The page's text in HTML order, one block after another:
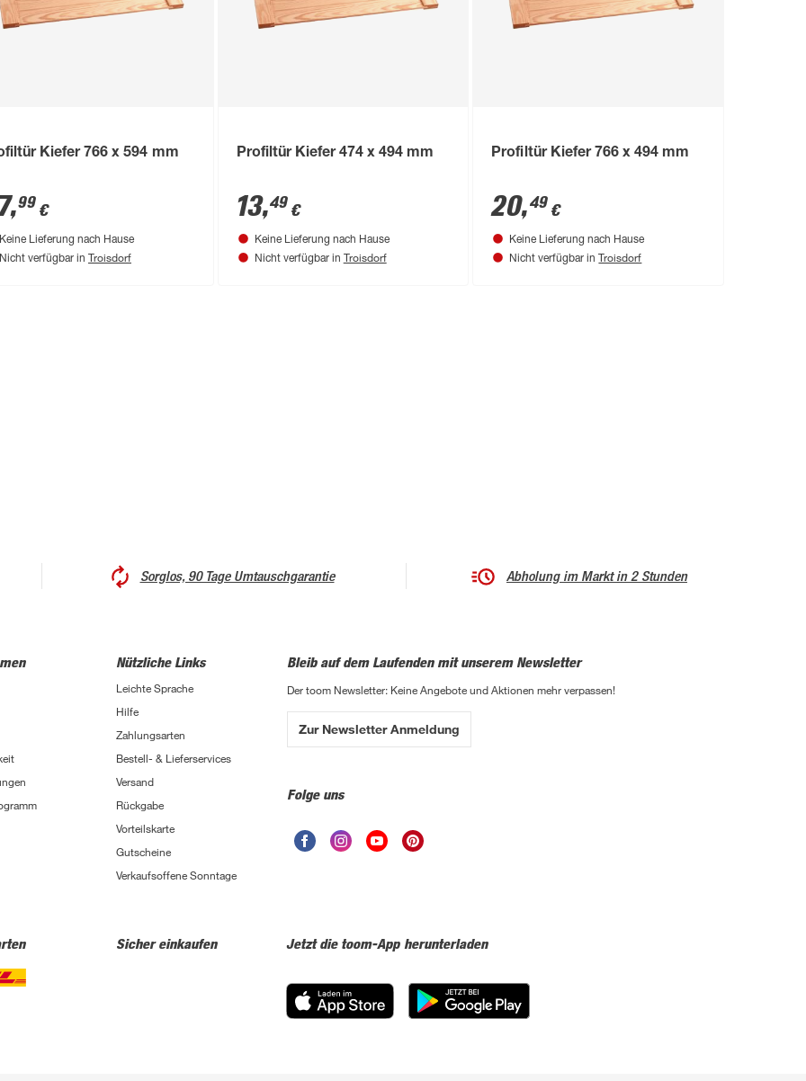
Kiefer 766 x 594 mm
,99 €
Keine Lieferung nach Hause
Nicht verfügbar in Troisdorf
Profiltür Kiefer 474 x 494 mm
13,49€
Keine Lieferung nach Hause
Nicht verfügbar in Troisdorf
Profiltür Kiefer 766 x 494 mm
20,49 €
Keine Lieferung nach Hause
Nicht verfügbar in Troisdorf
Sorglos, 90 Tage Umtauschgarantie Abholung im Markt in 2 Stunden
Nützliche Links
Leichte Sprache
Hilfe
Zahlungsarten
Bestell- & Lieferservices
Versand
Rückgabe
Vorteilskarte
Gutscheine
Verkaufsoffene Sonntage
Bleib auf dem Laufenden mit unserem Newsletter
Der toom Newsletter: Keine Angebote und Aktionen mehr verpassen!
Zur Newsletter Anmeldung
Folge uns
Sicher einkaufen Jetzt die toom-App herunterladen